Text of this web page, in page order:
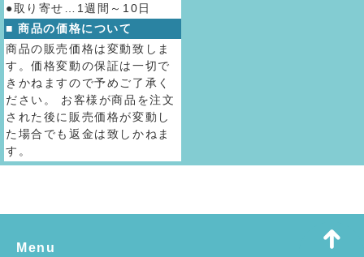
●取り寄せ…1週間～10日
■ 商品の価格について
商品の販売価格は変動致しま
す。価格変動の保証は一切で
きかねますので予めご了承く
ださい。 お客様が商品を注文
された後に販売価格が変動し
た場合でも返金は致しかねま
す。
Menu